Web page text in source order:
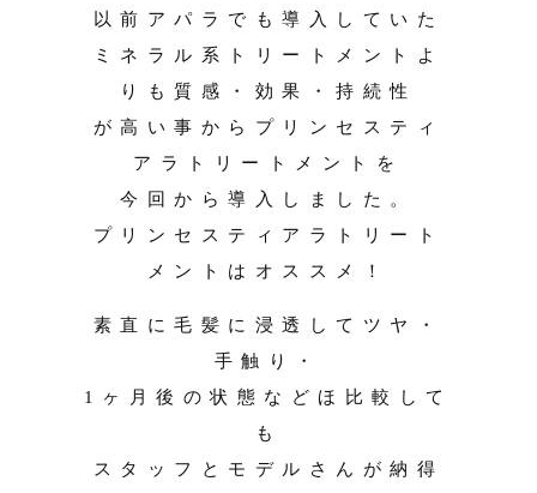
以前アパラでも導入していた
ミネラル系トリートメントよ
りも質感・効果・持続性
が高い事からプリンセスティ
アラトリートメントを
今回から導入しました。
プリンセスティアラトリート
メントはオススメ！
素直に毛髪に浸透してツヤ・
手触り・
1ヶ月後の状態などほ比較して
も
スタッフとモデルさんが納得